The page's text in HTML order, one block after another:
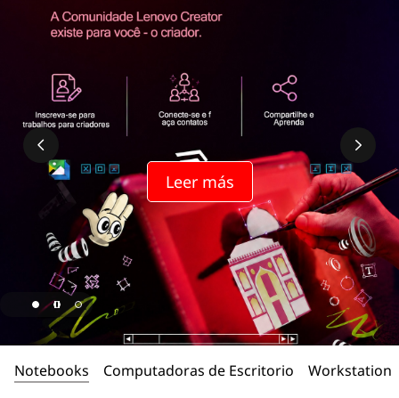
Leer más
Notebooks Computadoras de Escritorio Workstations